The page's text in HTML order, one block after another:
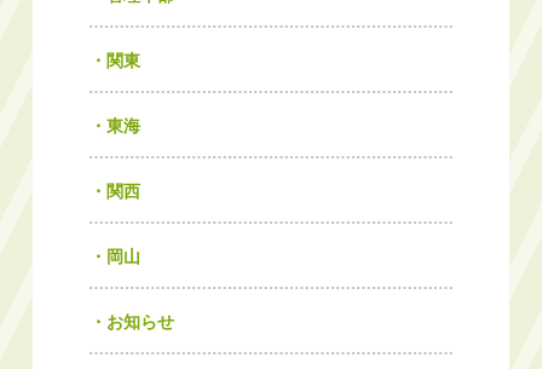
関東
東海
関西
岡山
お知らせ